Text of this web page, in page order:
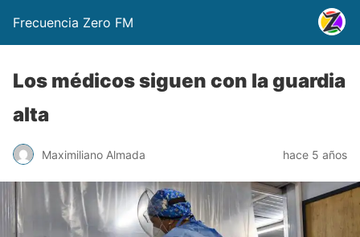
Frecuencia Zero FM
Los médicos siguen con la guardia
alta
Maximiliano Almada hace 5 años